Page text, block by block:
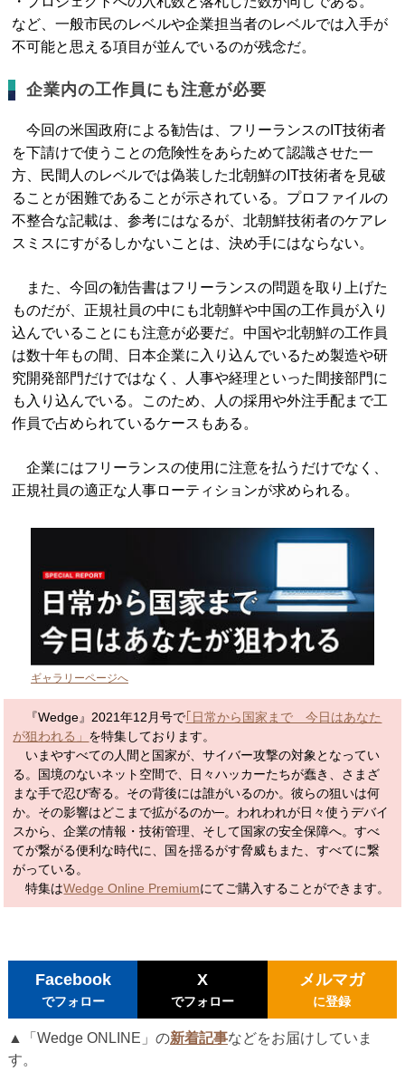
など、一般市民のレベルや企業担当者のレベルでは入手が
不可能と思える項目が並んでいるのが残念だ。
企業内の工作員にも注意が必要
今回の米国政府による勧告は、フリーランスのIT技術者
を下請けで使うことの危険性をあらためて認識させた一
方、民間人のレベルでは偽装した北朝鮮のIT技術者を見破
ることが困難であることが示されている。プロファイルの
不整合な記載は、参考にはなるが、北朝鮮技術者のケアレ
スミスにすがるしかないことは、決め手にはならない。
また、今回の勧告書はフリーランスの問題を取り上げた
ものだが、正規社員の中にも北朝鮮や中国の工作員が入り
込んでいることにも注意が必要だ。中国や北朝鮮の工作員
は数十年もの間、日本企業に入り込んでいるため製造や研
究開発部門だけではなく、人事や経理といった間接部門に
も入り込んでいる。このため、人の採用や外注手配まで工
作員で占められているケースもある。
企業にはフリーランスの使用に注意を払うだけでなく、
正規社員の適正な人事ローティションが求められる。
ギャラリーページへ
『Wedge』2021年12月号で ｢日常から国家まで 今日はあなた
が狙われる」 を特集しております。
いまやすべての人間と国家が、サイバー攻撃の対象となってい
る。国境のないネット空間で、日々ハッカーたちが蠢き、さまざ
まな手で忍び寄る。その背後には誰がいるのか。彼らの狙いは何
か。その影響はどこまで拡がるのか─。われわれが日々使うデバイ
スから、企業の情報・技術管理、そして国家の安全保障へ。すべ
てが繋がる便利な時代に、国を揺るがす脅威もまた、すべてに繋
がっている。
特集はWedge Online Premiumにてご購入することができます。
Facebook
でフォロー
X
でフォロー
メルマガ
に登録
▲「Wedge ONLINE」の新着記事などをお届けしていま
す。